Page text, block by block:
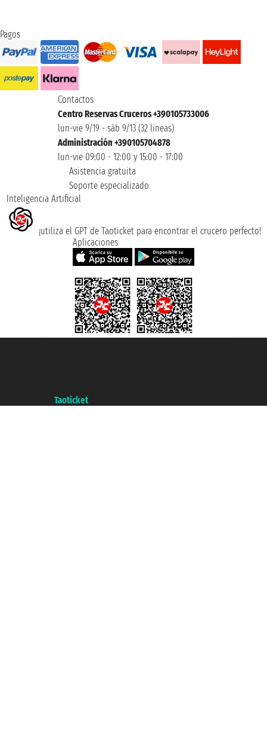
Pagos
Contactos
Centro Reservas Cruceros +390105733006
lun-vie 9/19 - sáb 9/13 (32 lineas)
Administración +390105704878
lun-vie 09:00 - 12:00 y 15:00 - 17:00
Asistencia gratuita
Soporte especializado
Inteligencia Artificial
¡utiliza el GPT de Taoticket para encontrar el crucero perfecto!
Aplicaciones
Taoticket